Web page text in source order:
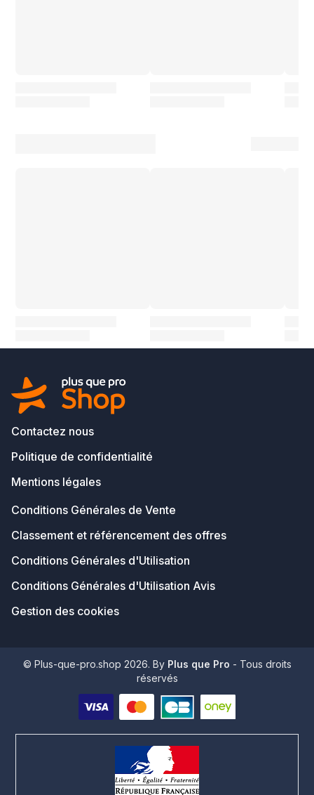
Contactez nous
Politique de confidentialité
Mentions légales
Conditions Générales de Vente
Classement et référencement des offres
Conditions Générales d'Utilisation
Conditions Générales d'Utilisation Avis
Gestion des cookies
© Plus-que-pro.shop 2026. By Plus que Pro - Tous droits
réservés